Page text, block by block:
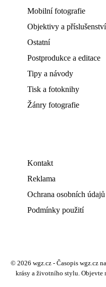
Mobilní fotografie
Objektivy a příslušenství
Ostatní
Postprodukce a editace
Tipy a návody
Tisk a fotoknihy
Žánry fotografie
Kontakt
Reklama
Ochrana osobních údajů
Podmínky použití
© 2026 wgz.cz - Časopis wgz.cz
krásy a životního stylu. Objevte